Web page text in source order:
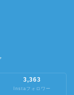
3,363
Instaフォロワー